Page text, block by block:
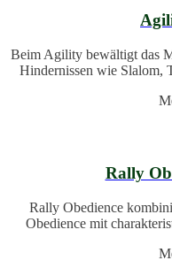
Beim Agility bewältigt das
Hindernissen wie Slalom,
Rally
Rally Obedience
Obedience mit